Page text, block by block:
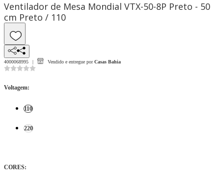
Ventilador de Mesa Mondial VTX-50-8P Preto - 50
cm Preto / 110
4000068995 Vendido e entregue por Casas Bahia
Voltagem:
110
220
CORES: